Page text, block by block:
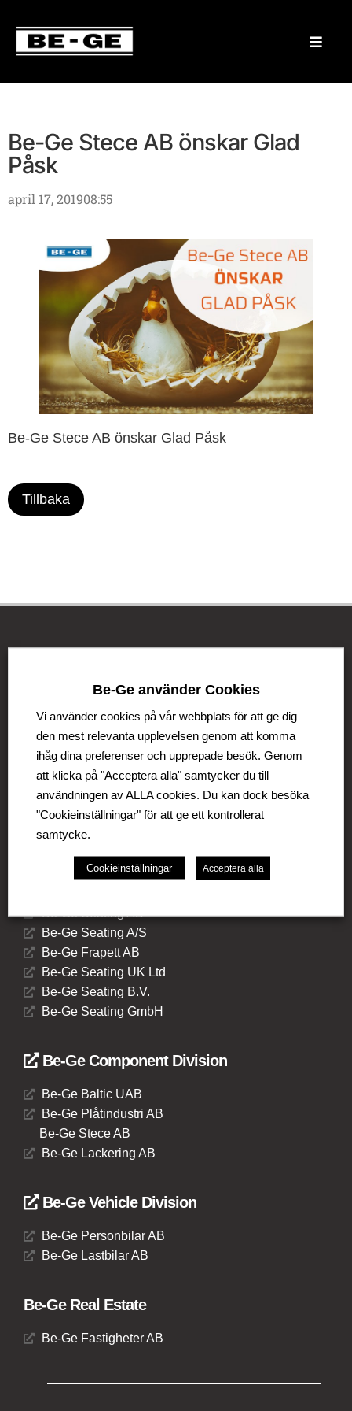
Be-Ge Stece AB önskar Glad
Påsk
april 17, 201908:55
Be-Ge Stece AB önskar Glad Påsk
Tillbaka
verksamhet i Sverige, Danmark, Storbritannien,
Litauen, Nederländerna och Tyskland. Koncernen
omfattar affärsområdena Be-Ge Seating Division, Be-
Ge Component Division och Be-Ge Vehicle Division.
Be-Ge Seating Division
Be-Ge Seating AB
Be-Ge Seating A/S
Be-Ge Frapett AB
Be-Ge Seating UK Ltd
Be-Ge Seating B.V.
Be-Ge Seating GmbH
Be-Ge Component Division
Be-Ge Baltic UAB
Be-Ge Plåtindustri AB
Be-Ge Stece AB
Be-Ge Lackering AB
Be-Ge Vehicle Division
Be-Ge Personbilar AB
Be-Ge Lastbilar AB
Be-Ge Real Estate
Be-Ge Fastigheter AB
Be-Ge använder Cookies
Vi använder cookies på vår webbplats för att ge dig
den mest relevanta upplevelsen genom att komma
ihåg dina preferenser och upprepade besök. Genom
att klicka på "Acceptera alla" samtycker du till
användningen av ALLA cookies. Du kan dock besöka
"Cookieinställningar" för att ge ett kontrollerat
samtycke.
Cookieinställningar Acceptera alla